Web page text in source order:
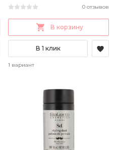
0 отзывов
В корзину
В 1 клик
1 вариант